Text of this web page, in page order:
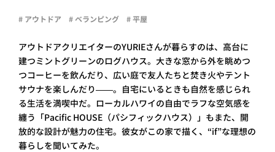
企業の
方へ
お問い
合わせ
プライ
バシー
ポリシ
ー
# アウトドア # ベランピング # 平屋
アウトドアクリエイターのYURIEさんが暮らすのは、高台に
建つミントグリーンのログハウス。大きな窓から外を眺めつ
つコーヒーを飲んだり、広い庭で友人たちと焚き火やテント
サウナを楽しんだり——。自宅にいるときも自然を感じられ
る生活を満喫中だ。ローカルハワイの自由でラフな空気感を
纏う「Pacific HOUSE（パシフィックハウス）」もまた、開
放的な設計が魅力の住宅。彼女がこの家で描く、“if”な理想の
暮らしを聞いてみた。